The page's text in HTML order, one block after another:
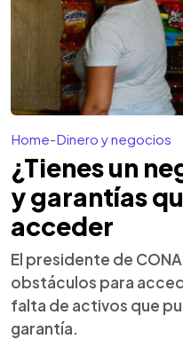
Home-Dinero y negocios
¿Tienes un
y garantías
acceder
El presidente de
obstáculos para
falta de activos que
garantía.